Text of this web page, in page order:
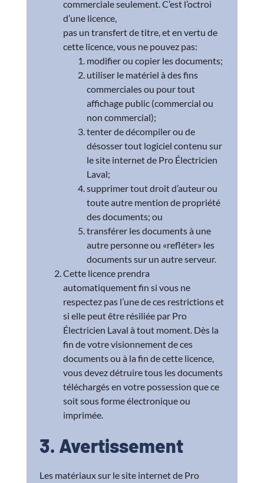
commerciale seulement. C’est l’octroi
d’une licence,
pas un transfert de titre, et en vertu de
cette licence, vous ne pouvez pas:
modifier ou copier les documents;
utiliser le matériel à des fins
commerciales ou pour tout
affichage public (commercial ou
non commercial);
tenter de décompiler ou de
désosser tout logiciel contenu sur
le site internet de Pro Électricien
Laval;
supprimer tout droit d’auteur ou
toute autre mention de propriété
des documents; ou
transférer les documents à une
autre personne ou «refléter» les
documents sur un autre serveur.
Cette licence prendra
automatiquement fin si vous ne
respectez pas l’une de ces restrictions et
si elle peut être résiliée par Pro
Électricien Laval à tout moment. Dès la
fin de votre visionnement de ces
documents ou à la fin de cette licence,
vous devez détruire tous les documents
téléchargés en votre possession que ce
soit sous forme électronique ou
imprimée.
3. Avertissement
Les matériaux sur le site internet de Pro